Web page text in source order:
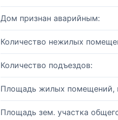
Дом признан аварийным:
Количество нежилых
Количество подъездов:
Площадь жилых помещений,
Площадь зем. участка